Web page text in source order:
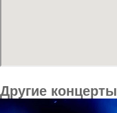
Другие концерты